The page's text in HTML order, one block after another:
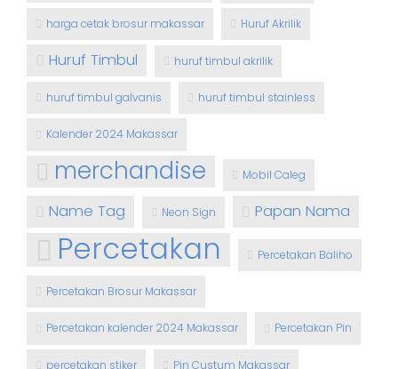
harga cetak brosur makassar Huruf Akrilik
Huruf Timbul huruf timbul akrilik
huruf timbul galvanis huruf timbul stainless
Kalender 2024 Makassar
merchandise Mobil Caleg
Name Tag Neon Sign Papan Nama
Percetakan Percetakan Baliho
Percetakan Brosur Makassar
Percetakan kalender 2024 Makassar Percetakan Pin
percetakan stiker Pin Custum Makassar